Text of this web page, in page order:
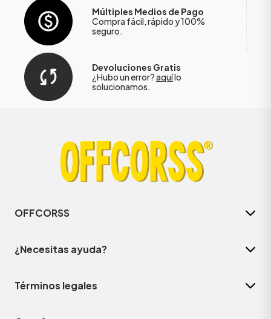
Múltiples Medios de Pago
Compra fácil, rápido y 100%
seguro.
Devoluciones Gratis
¿Hubo un error?aquílo
solucionamos.
OFFCORSS
¿Necesitas ayuda?
Términos legales